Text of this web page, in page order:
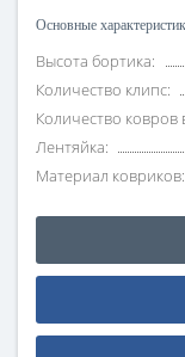
Основные
Высота бортика:
Количество клипс:
Количество ковров
Лентяйка:
Материал ковриков: